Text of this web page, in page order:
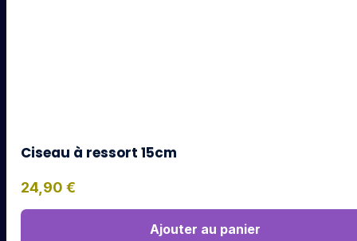
Ciseau à ressort 15cm
24,90 €
Ajouter au panier